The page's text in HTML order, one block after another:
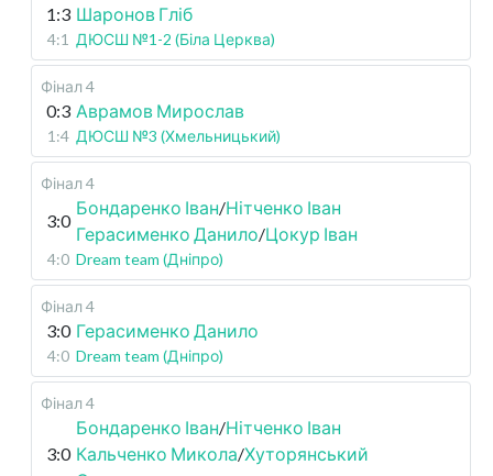
1:3 Шаронов Гліб
4:1 ДЮСШ №1-2 (Біла Церква)
Фінал 4
0:3 Аврамов Мирослав
1:4 ДЮСШ №3 (Хмельницький)
Фінал 4
3:0
Бондаренко Іван/Нітченко Іван
Герасименко Данило/Цокур Іван
4:0 Dream team (Дніпро)
Фінал 4
3:0 Герасименко Данило
4:0 Dream team (Дніпро)
Фінал 4
3:0
Бондаренко Іван/Нітченко Іван
Кальченко Микола/Хуторянський